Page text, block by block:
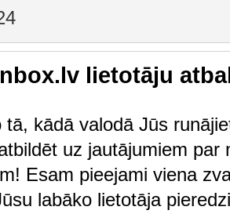
lietotāju
tā, kādā valodā Jūs
uz jautājumiem par
Esam pieejami viena
labāko lietotāja